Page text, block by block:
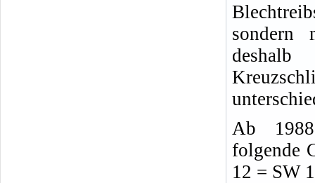
sondern
Ab
folgende
12 = SW